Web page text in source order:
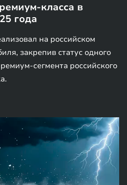
класса в
года
на российском
закрепив статус одного
сегмента российского